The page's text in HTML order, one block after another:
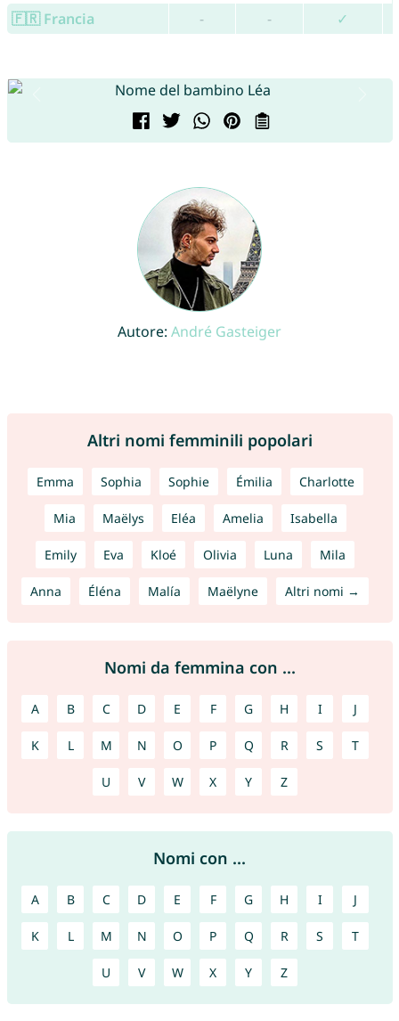
🇫🇷 Francia
- - ✓
Autore: André Gasteiger
Altri nomi femminili popolari
Emma Sophia Sophie Émilia Charlotte
Mia Maëlys Eléa Amelia Isabella
Emily Eva Kloé Olivia Luna Mila
Anna Éléna Malía Maëlyne Altri nomi →
Nomi da femmina con ...
A B C D E F G H I J
K L M N O P Q R S T
U V W X Y Z
Nomi con ...
A B C D E F G H I J
K L M N O P Q R S T
U V W X Y Z